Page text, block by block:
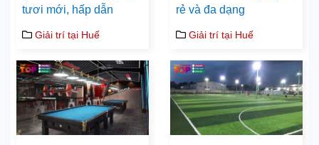
tươi mới, hấp dẫn
Giải trí tại Huế
rẻ và đa dạng
Giải trí tại Huế